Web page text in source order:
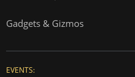
Gadgets & Gizmos
EVENTS: